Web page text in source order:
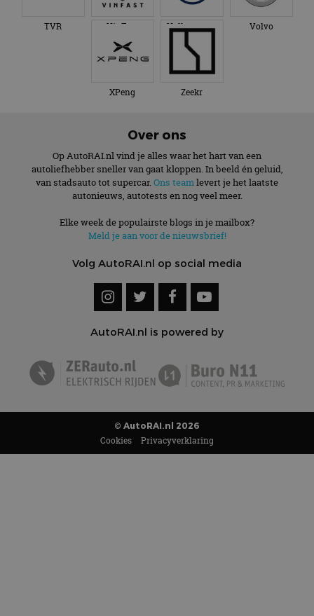
TVR VinFast Volkswagen Volvo
XPeng Zeekr
Over ons
Op AutoRAI.nl vind je alles waar het hart van een
autoliefhebber sneller van gaat kloppen. In beeld én geluid,
van stadsauto tot supercar. Ons teamlevert je het laatste
autonieuws, autotests en nog veel meer.
Elke week de populairste blogs in je mailbox?
Meld je aan voor de nieuwsbrief!
Volg AutoRAI.nl op social media
AutoRAI.nl is powered by
© AutoRAI.nl 2026
Cookies Privacyverklaring